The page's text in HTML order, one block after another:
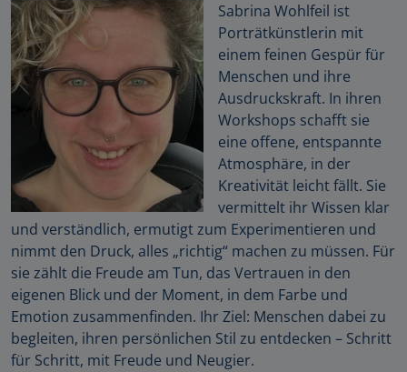
Sabrina Wohlfeil ist
Porträtkünstlerin mit
einem feinen Gespür für
Menschen und ihre
Ausdruckskraft. In ihren
Workshops schafft sie
eine offene, entspannte
Atmosphäre, in der
Kreativität leicht fällt. Sie
vermittelt ihr Wissen klar
und verständlich, ermutigt zum Experimentieren und
nimmt den Druck, alles „richtig“ machen zu müssen. Für
sie zählt die Freude am Tun, das Vertrauen in den
eigenen Blick und der Moment, in dem Farbe und
Emotion zusammenfinden. Ihr Ziel: Menschen dabei zu
begleiten, ihren persönlichen Stil zu entdecken – Schritt
für Schritt, mit Freude und Neugier.